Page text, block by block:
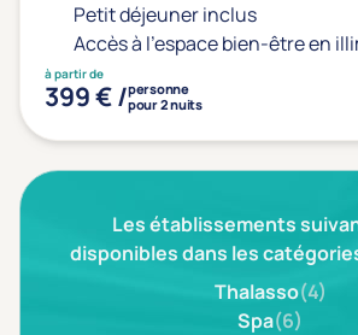
Petit déjeuner inclus
Accès à l'espace bien-être en
à partir de
399 € /personne
pour 2 nuits
Les établissements
disponibles dans les
Thalasso(4)
Spa(6)